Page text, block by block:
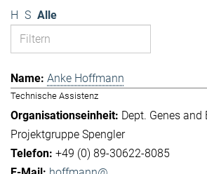
H S Alle
Anke Hoffmann
Technische Assistenz
Dept. Genes
Projektgruppe Spengler
+49 (0) 89-30622-8085